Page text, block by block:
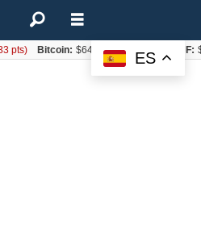
ES
Bitcoin: $64.600,08 (+2.93%)